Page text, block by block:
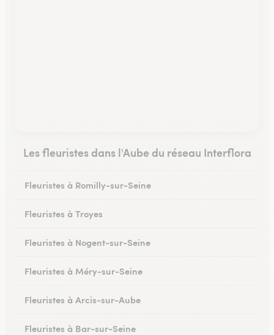
Les fleuristes dans l'Aube du réseau Interflora
Fleuristes à Romilly-sur-Seine
Fleuristes à Troyes
Fleuristes à Nogent-sur-Seine
Fleuristes à Méry-sur-Seine
Fleuristes à Arcis-sur-Aube
Fleuristes à Bar-sur-Seine